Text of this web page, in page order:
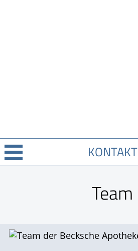
KONTAKT
Ratgeber
Team